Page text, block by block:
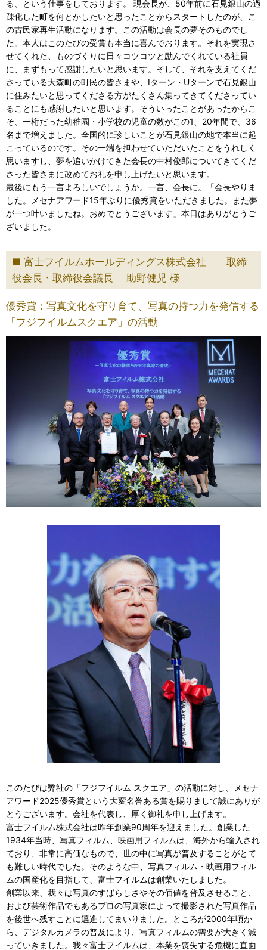
る、という仕事をしております。 現会長が、50年前に石見銀山の過
疎化した町を何とかしたいと思ったことからスタートしたのが、こ
の古民家再生活動になります。この活動は会長の夢そのものでし
た。本人はこのたびの受賞も本当に喜んでおります。それを実現さ
せてくれた、ものづくりに日々コツコツと励んでくれている社員
に、まずもって感謝したいと思います。そして、それを支えてくだ
さっている大森町の町民の皆さまや、Iターン・Uターンで石見銀山
に住みたいと思ってくださる方がたくさん集ってきてくださってい
ることにも感謝したいと思います。そういったことがあったからこ
そ、一桁だった幼稚園・小学校の児童の数がこの1、20年間で、36
名まで増えました。全国的に珍しいことが石見銀山の地で本当に起
こっているのです。その一端を担わせていただいたことをうれしく
思いますし、夢を追いかけてきた会長の中村俊郎についてきてくだ
さった皆さまに改めてお礼を申し上げたいと思います。
最後にもう一言よろしいでしょうか。一言、会長に。「会長やりま
した。メセナアワード15年ぶりに優秀賞をいただきました。また夢
が一つ叶いましたね。おめでとうございます」本日はありがとうご
ざいました。
富士フイルムホールディングス株式会社 取締
役会長・取締役会議長 助野健児 様
優秀賞：写真文化を守り育て、写真の持つ力を発信する
「フジフイルムスクエア」の活動
このたびは弊社の「フジフイルム スクエア」の活動に対し、メセナ
アワード2025優秀賞という大変名誉ある賞を賜りまして誠にありが
とうございます。会社を代表し、厚く御礼を申し上げます。
富士フイルム株式会社は昨年創業90周年を迎えました。創業した
1934年当時、写真フィルム、映画用フィルムは、海外から輸入され
ており、非常に高価なもので、世の中に写真が普及することがとて
も難しい時代でした。そのような中、写真フィルム・映画用フィル
ムの国産化を目指して、富士フイルムは創業いたしました。
創業以来、我々は写真のすばらしさやその価値を普及させること、
および芸術作品でもあるプロの写真家によって撮影された写真作品
を後世へ残すことに邁進してまいりました。ところが2000年頃か
ら、デジタルカメラの普及により、写真フィルムの需要が大きく減
っていきました。我々富士フイルムは、本業を喪失する危機に直面